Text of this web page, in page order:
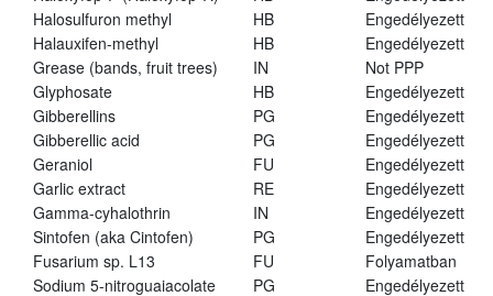
Halosulfuron methyl
HB
Engedélyezett
Halauxifen-methyl
HB
Engedélyezett
Grease (bands, fruit trees)
IN
Not PPP
Glyphosate
HB
Engedélyezett
Gibberellins
PG
Engedélyezett
Gibberellic acid
PG
Engedélyezett
Geraniol
FU
Engedélyezett
Garlic extract
RE
Engedélyezett
Gamma-cyhalothrin
IN
Engedélyezett
Sintofen (aka Cintofen)
PG
Engedélyezett
Fusarium sp. L13
FU
Folyamatban
Sodium 5-nitroguaiacolate
PG
Engedélyezett